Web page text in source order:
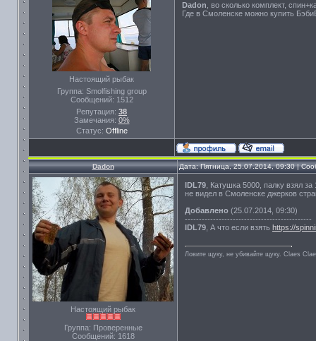
Настоящий рыбак
Группа: Smolfishing group
Сообщений: 1512
Репутация: 38
Замечания: 0%
Статус: Offline
Dadon , во сколько комплект,
Где в Смоленске можно купить
Dadon Дата: Пятница, 25.07.2014, 09:30 |
Настоящий рыбак
Группа: Проверенные
Сообщений: 1618
IDL79 , Катушка 5000, палку взял
не видел в Смоленске джерков
Добавлено (25.07.2014, 09:30)
---------------------------------------------
IDL79 , А что если взять https://
Ловите щуку, не убивайте щуку. Сlaes